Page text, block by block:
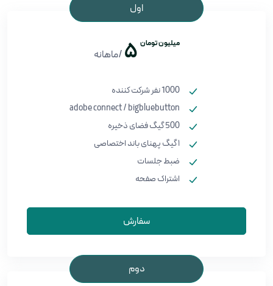
اول
میلیون تومان 5 /ماهانه
1000 نفر شرکت کننده
adobe connect / bigbluebutton
500 گیگ فضای ذخیره
۱ گیگ پهنای باند اختصاصی
ضبط جلسات
اشتراک صفحه
سفارش
دوم